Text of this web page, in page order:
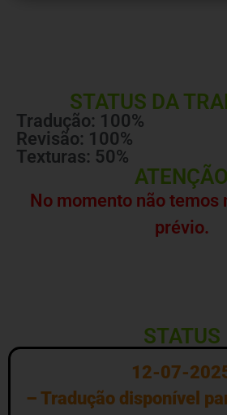
STATUS DA
Tradução: 100%
Revisão: 100%
Texturas: 50%
ATENÇÃO
No momento não temos
prévio.
STATUS
12-07-
– Tradução disponível